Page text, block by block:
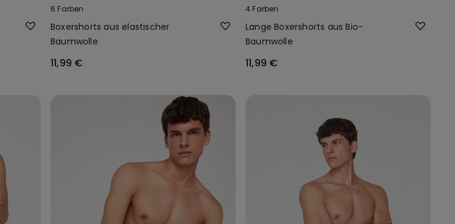
6 Farben
Boxershorts aus elastischer
Baumwolle
11,99 €
4 Farben
Lange Boxershorts aus Bio-
Baumwolle
11,99 €